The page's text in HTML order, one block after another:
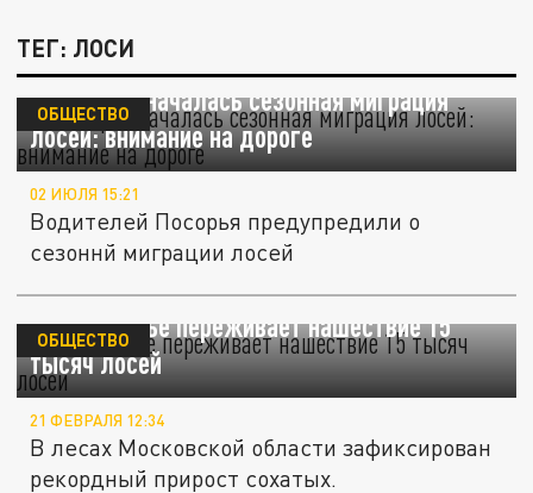
ТЕГ: ЛОСИ
В Поморье началась сезонная миграция
лосей: внимание на дороге
ОБЩЕСТВО
02 ИЮЛЯ 15:21
Водителей Посорья предупредили о
сезоннй миграции лосей
Подмосковье переживает нашествие 15
тысяч лосей
ОБЩЕСТВО
21 ФЕВРАЛЯ 12:34
В лесах Московской области зафиксирован
рекордный прирост сохатых.